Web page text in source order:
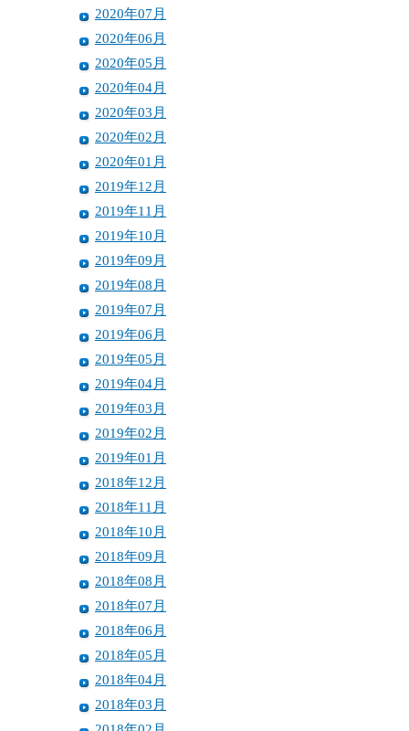
2020年07月
2020年06月
2020年05月
2020年04月
2020年03月
2020年02月
2020年01月
2019年12月
2019年11月
2019年10月
2019年09月
2019年08月
2019年07月
2019年06月
2019年05月
2019年04月
2019年03月
2019年02月
2019年01月
2018年12月
2018年11月
2018年10月
2018年09月
2018年08月
2018年07月
2018年06月
2018年05月
2018年04月
2018年03月